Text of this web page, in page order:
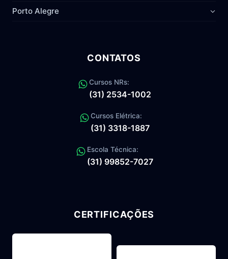
Porto Alegre
CONTATOS
Cursos NRs:
(31) 2534-1002
Cursos Elétrica:
(31) 3318-1887
Escola Técnica:
(31) 99852-7027
CERTIFICAÇÕES